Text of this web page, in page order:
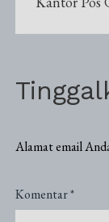
pos
Alamat email
Komentar*